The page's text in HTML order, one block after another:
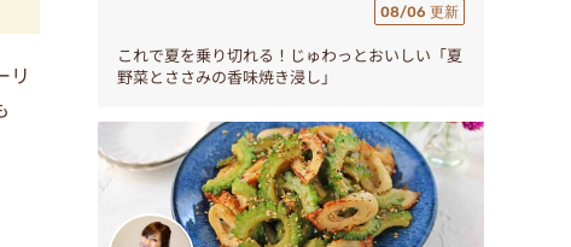
リ
08/06 更新
これで夏を乗り切れる！じゅわっとおいしい「夏
野菜とささみの香味焼き浸し」